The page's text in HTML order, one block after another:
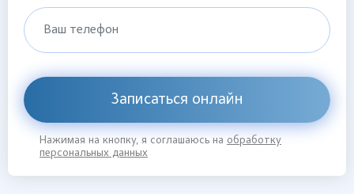
Ваш телефон
Записаться онлайн
Нажимая на кнопку, я соглашаюсь на обработку
персональных данных